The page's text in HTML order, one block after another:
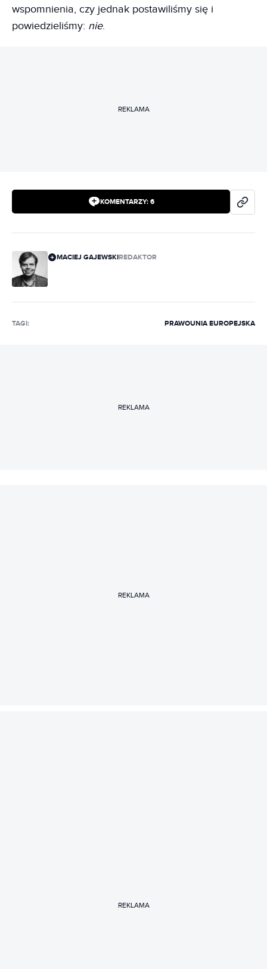
wspomnienia, czy jednak postawiliśmy się i
powiedzieliśmy: nie.
REKLAMA
KOMENTARZY: 6
MACIEJ GAJEWSKIREDAKTOR
TAGI: PRAWOUNIA EUROPEJSKA
REKLAMA
REKLAMA
REKLAMA